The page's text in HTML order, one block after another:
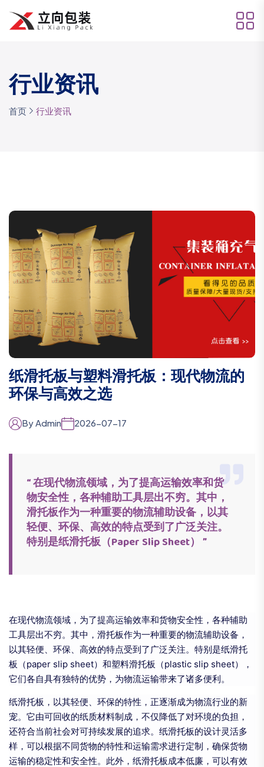
行业资讯
首页 行业资讯
纸滑托板与塑料滑托板：现代物流的
环保与高效之选
By Admin 2026-07-17
“ 在现代物流领域，为了提高运输效率和货
物安全性，各种辅助工具层出不穷。其中，
滑托板作为一种重要的物流辅助设备，以其
轻便、环保、高效的特点受到了广泛关注。
特别是纸滑托板（paper Slip Sheet） ”
在现代物流领域，为了提高运输效率和货物安全性，各种辅助
工具层出不穷。其中，滑托板作为一种重要的物流辅助设备，
以其轻便、环保、高效的特点受到了广泛关注。特别是纸滑托
板（paper slip sheet）和塑料滑托板（plastic slip sheet），
它们各自具有独特的优势，为物流运输带来了诸多便利。
纸滑托板，以其轻便、环保的特性，正逐渐成为物流行业的新
宠。它由可回收的纸质材料制成，不仅降低了对环境的负担，
还符合当前社会对可持续发展的追求。纸滑托板的设计灵活多
样，可以根据不同货物的特性和运输需求进行定制，确保货物
运输的稳定性和安全性。此外，纸滑托板成本低廉，可以有效